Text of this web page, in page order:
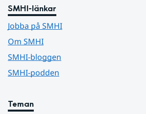
SMHI-länkar
Jobba på SMHI
Om SMHI
SMHI-bloggen
SMHI-podden
Teman